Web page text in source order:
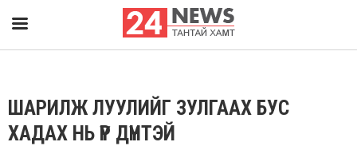
ШАРИЛЖ ЛУУЛИЙГ ЗУЛГААХ БУС
ХАДАХ НЬ ҮР ДҮНТЭЙ